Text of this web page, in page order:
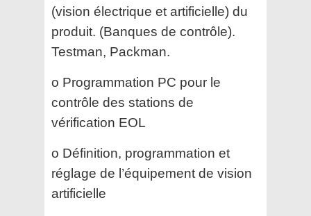
(vision électrique et artificielle) du
produit. (Banques de contrôle).
Testman, Packman.
o Programmation PC pour le
contrôle des stations de
vérification EOL
o Définition, programmation et
réglage de l’équipement de vision
artificielle